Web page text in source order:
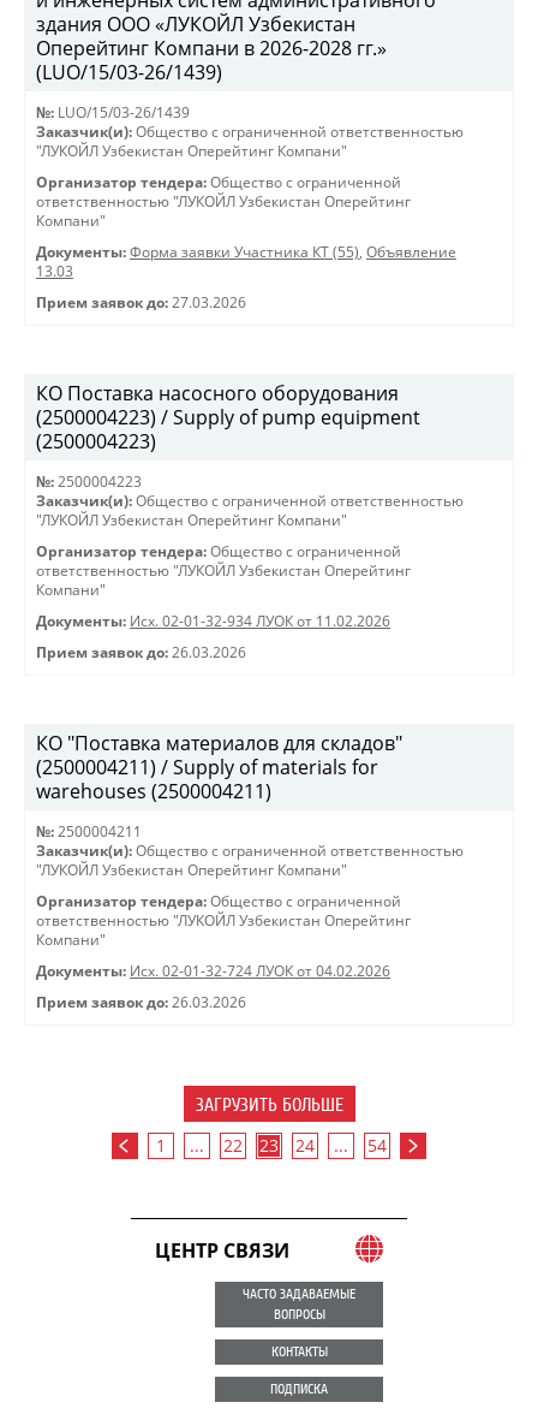
здания ООО «ЛУКОЙЛ Узбекистан
Оперейтинг Компани в 2026-2028 гг.»
(LUO/15/03-26/1439)
№: LUO/15/03-26/1439
Заказчик(и): Общество с ограниченной ответственностью
"ЛУКОЙЛ Узбекистан Оперейтинг Компани"
Организатор тендера: Общество с ограниченной
ответственностью "ЛУКОЙЛ Узбекистан Оперейтинг
Компани"
Документы: Форма заявки Участника КТ (55), Объявление
13.03
Прием заявок до: 27.03.2026
КО Поставка насосного оборудования
(2500004223) / Supply of pump equipment
(2500004223)
№: 2500004223
Заказчик(и): Общество с ограниченной ответственностью
"ЛУКОЙЛ Узбекистан Оперейтинг Компани"
Организатор тендера: Общество с ограниченной
ответственностью "ЛУКОЙЛ Узбекистан Оперейтинг
Компани"
Документы: Исх. 02-01-32-934 ЛУОК от 11.02.2026
Прием заявок до: 26.03.2026
КО "Поставка материалов для складов"
(2500004211) / Supply of materials for
warehouses (2500004211)
№: 2500004211
Заказчик(и): Общество с ограниченной ответственностью
"ЛУКОЙЛ Узбекистан Оперейтинг Компани"
Организатор тендера: Общество с ограниченной
ответственностью "ЛУКОЙЛ Узбекистан Оперейтинг
Компани"
Документы: Исх. 02-01-32-724 ЛУОК от 04.02.2026
Прием заявок до: 26.03.2026
ЗАГРУЗИТЬ БОЛЬШЕ
1 ... 22 23 24 ... 54
ЦЕНТР СВЯЗИ
ЧАСТО ЗАДАВАЕМЫЕ
ВОПРОСЫ
КОНТАКТЫ
ПОДПИСКА